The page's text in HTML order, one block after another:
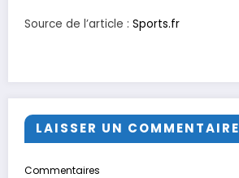
Source de l’article : Sports.fr
LAISSER UN COMMENTAIRE
Commentaires